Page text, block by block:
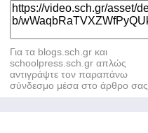
Για τα blogs.sch.gr και
schoolpress.sch.gr απλώς
αντιγράψτε τον παραπάνω
σύνδεσμο μέσα στο άρθρο σας.